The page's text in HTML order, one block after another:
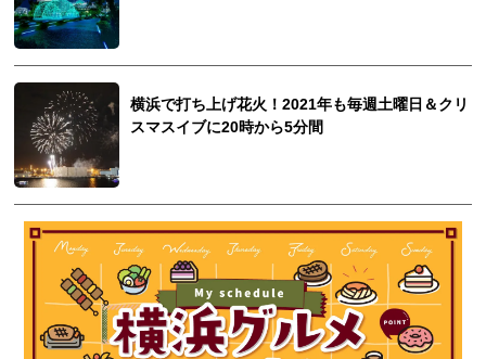
横浜で打ち上げ花火！2021年も毎週土曜日＆クリ
スマスイブに20時から5分間